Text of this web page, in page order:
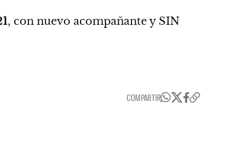
, con nuevo acompañante y SIN
COMPARTIR